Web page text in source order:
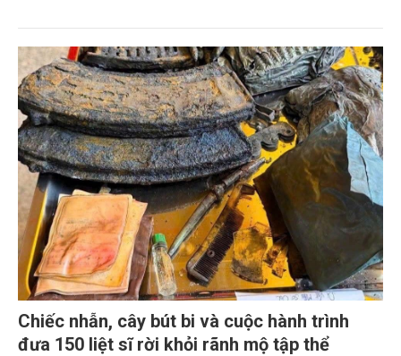
Chiếc nhẫn, cây bút bi và cuộc hành trình
đưa 150 liệt sĩ rời khỏi rãnh mộ tập thể